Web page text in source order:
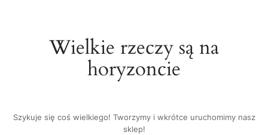
Wielkie rzeczy są na
horyzoncie
Szykuje się coś wielkiego! Tworzymy i wkrótce uruchomimy nasz
sklep!